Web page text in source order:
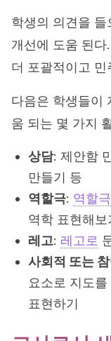
학생의 의견을
개선에 도움 된다.
더 포괄적이고
다음은 학생들이
움 되는 몇 가지
상담: 제안함
만들기 등
역할극: 역할
역학 표현해보
레고: 레고로
사회적 또는
요소로 지도
표현하기